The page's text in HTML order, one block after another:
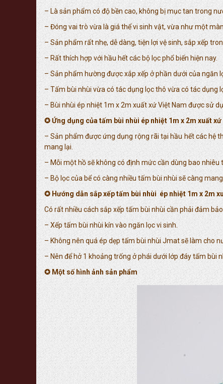
– Là sản phẩm có độ bền cao, không bị mục tan trong
– Đóng vai trò vừa là giá thể vi sinh vật, vừa như một
– Sản phẩm rất nhẹ, dễ dàng, tiện lợi vệ sinh, sắp xếp
– Rất thích hợp với hầu hết các bộ lọc phổ biến hiện nay.
– Sản phẩm hường được xắp xếp ở phần dưới của ngăn
– Tấm bùi nhùi vừa có tác dụng lọc thô vừa có tác dụng
– Bùi nhùi ép nhiệt 1m x 2m xuất xứ Việt Nam được sử
✪ Ứng dụng của tấm bùi nhùi ép nhiệt 1m x 2m xuất xứ
– Sản phẩm được ứng dụng rộng rãi tại hầu hết các hệ
mang lại.
– Mỗi một hồ sẽ không có định mức cần dùng bao
– Bộ lọc của bể có càng nhiều tấm bùi nhùi sẽ càng
✪ Hướng dẫn sắp xếp tấm bùi nhùi ép nhiệt 1m x 2m
Có rất nhiều cách sắp xếp tấm bùi nhùi cần phải đảm
– Xếp tấm bùi nhùi kín vào ngăn lọc vi sinh.
– Không nên quá ép dẹp tấm bùi nhùi Jmat sẽ làm cho
– Nên để hở 1 khoảng trống ở phái dưới lớp đáy tấm bùi
✪ Một số hình ảnh sản phẩm